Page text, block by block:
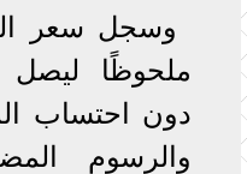
وسجل سعر
ملحوظًا ليصل
دون احتساب
والرسوم